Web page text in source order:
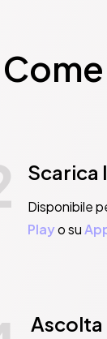
Scarica
Disponibile
Playo su